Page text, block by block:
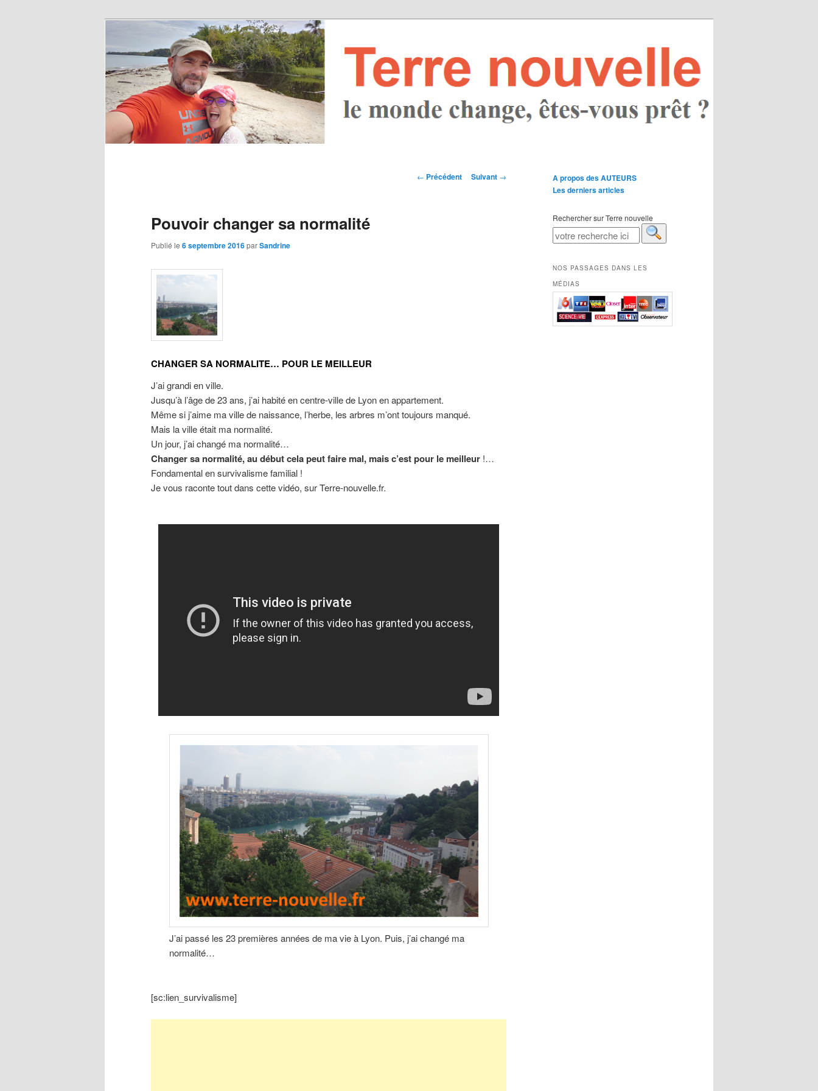
Navigation des
← Précédent Suivant →
Pouvoir changer sa normalité
Publié le 6 septembre 2016parSandrine
CHANGER SA NORMALITE… POUR LE MEILLEUR
J’ai grandi en ville.
Jusqu’à l’âge de 23 ans, j’ai habité en centre-ville de Lyon en appartement.
Même si j’aime ma ville de naissance, l’herbe, les arbres m’ont toujours manqué.
Mais la ville était ma normalité.
Un jour, j’ai changé ma normalité…
Changer sa normalité, au début cela peut faire mal, mais c’est pour le meilleur !…
Fondamental en survivalisme familial !
Je vous raconte tout dans cette vidéo, sur Terre-nouvelle.fr.
J’ai passé les 23 premières années de ma vie à Lyon. Puis, j’ai changé ma
normalité…
[sc:lien_survivalisme]
A propos des AUTEURS
Les derniers articles
Rechercher sur Terre nouvelle
NOS PASSAGES DANS LES
MÉDIAS